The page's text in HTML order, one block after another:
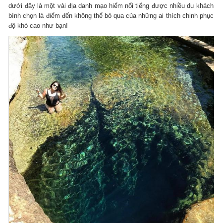
dưới đây là một vài địa danh mạo hiểm nổi tiếng được nhiều du khách
bình chọn là điểm đến không thể bỏ qua của những ai thích chinh phục
độ khó cao như bạn!